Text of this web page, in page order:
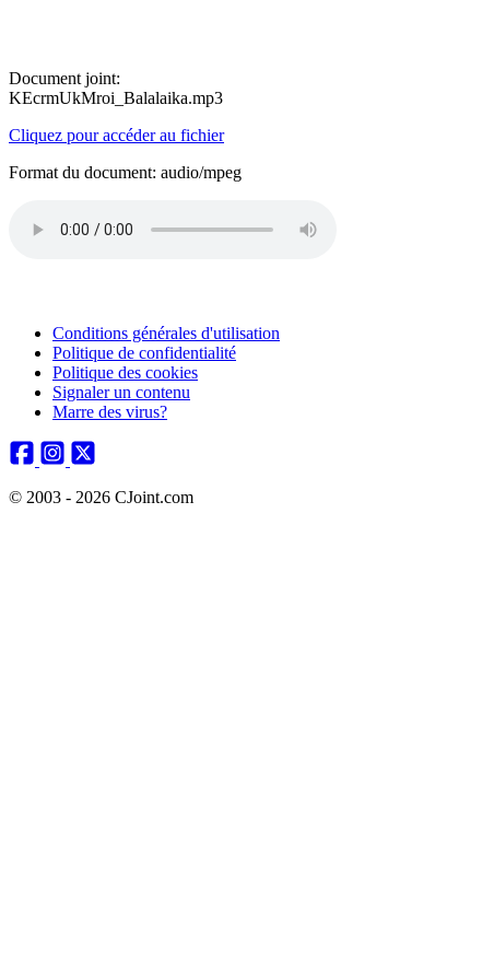
Document joint:
KEcrmUkMroi_Balalaika.mp3
Cliquez pour accéder au fichier
Format du document: audio/mpeg
Conditions générales d'utilisation
Politique de confidentialité
Politique des cookies
Signaler un contenu
Marre des virus?
© 2003 - 2026 CJoint.com